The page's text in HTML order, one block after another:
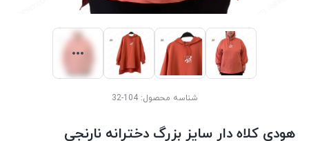
شناسه محصول:104-32
هودی کلاه دار سایز بزرگ دخترانه نارنجی